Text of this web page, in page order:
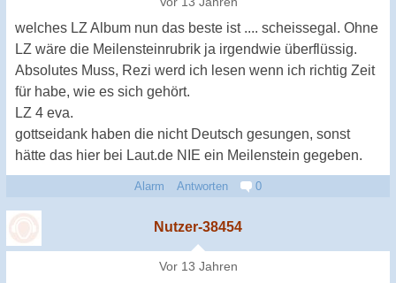
welches LZ Album nun das beste ist .... scheissegal. Ohne
LZ wäre die Meilensteinrubrik ja irgendwie überflüssig.
Absolutes Muss, Rezi werd ich lesen wenn ich richtig Zeit
für habe, wie es sich gehört.
LZ 4 eva.
gottseidank haben die nicht Deutsch gesungen, sonst
hätte das hier bei Laut.de NIE ein Meilenstein gegeben.
Alarm Antworten 0
Nutzer-38454
Vor 13 Jahren